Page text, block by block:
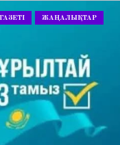
ЖАҢАЛЫҚТАР